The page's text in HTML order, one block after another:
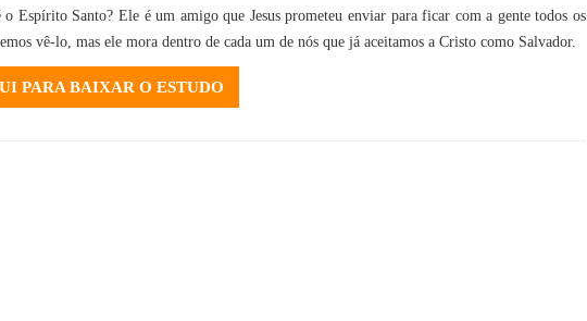
o Espírito Santo? Ele é um amigo que Jesus prometeu enviar para ficar com a gente todos os
vê-lo, mas ele mora dentro de cada um de nós que já aceitamos a Cristo como Salvador.
PARA BAIXAR O ESTUDO